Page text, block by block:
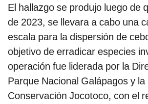
El hallazgo se produjo luego de
de 2023, se llevara a cabo una
escala para la dispersión de
objetivo de erradicar especies
operación fue liderada por la
Parque Nacional Galápagos y
Conservación Jocotoco, con el